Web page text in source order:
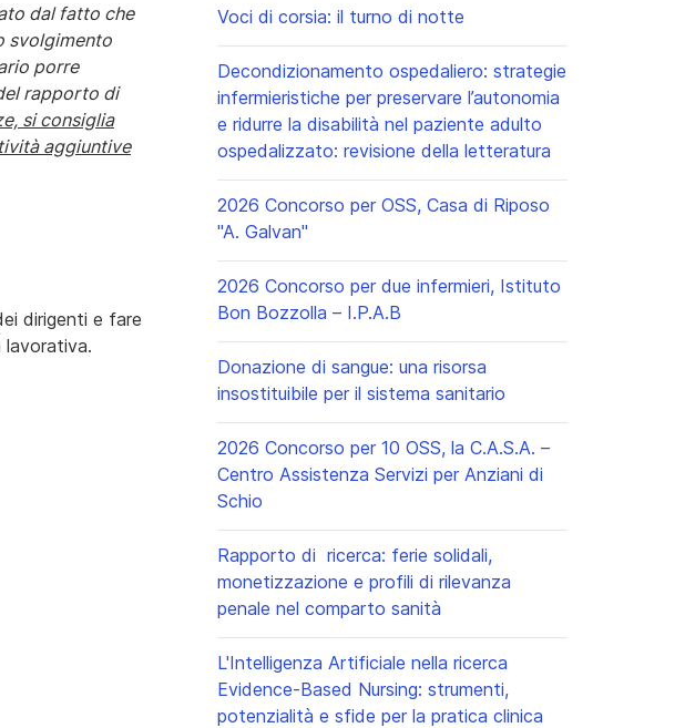
dal fatto che
svolgimento
porre
rapporto di
si consiglia
aggiuntive
dirigenti e fare
lavorativa.
Voci di corsia: il turno di notte
Decondizionamento ospedaliero: strategie
infermieristiche per preservare l’autonomia
e ridurre la disabilità nel paziente adulto
ospedalizzato: revisione della letteratura
2026 Concorso per OSS, Casa di Riposo
"A. Galvan"
2026 Concorso per due infermieri, Istituto
Bon Bozzolla – I.P.A.B
Donazione di sangue: una risorsa
insostituibile per il sistema sanitario
2026 Concorso per 10 OSS, la C.A.S.A. –
Centro Assistenza Servizi per Anziani di
Schio
Rapporto di ricerca: ferie solidali,
monetizzazione e profili di rilevanza
penale nel comparto sanità
L'Intelligenza Artificiale nella ricerca
Evidence-Based Nursing: strumenti,
potenzialità e sfide per la pratica clinica